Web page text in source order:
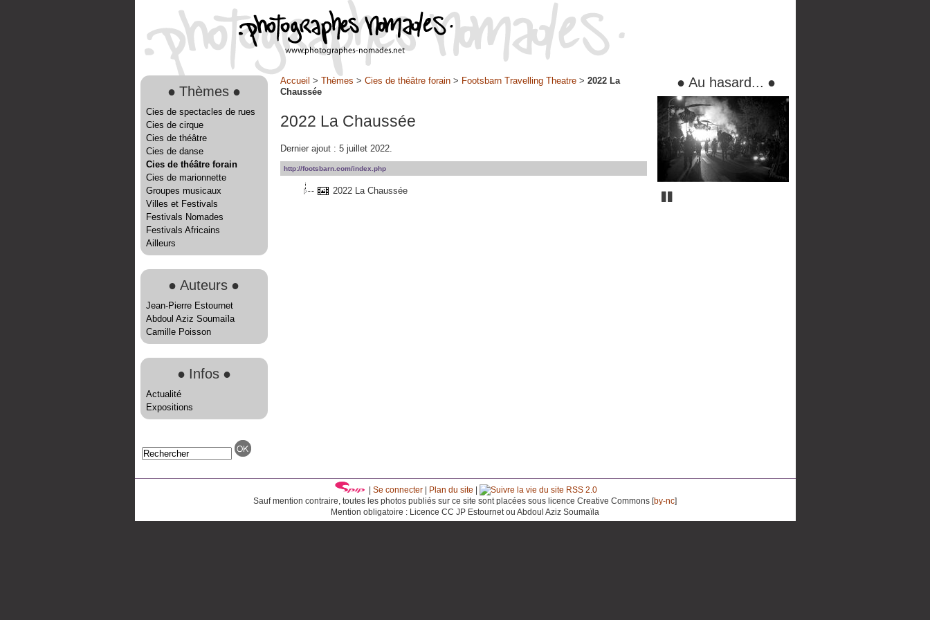
● Thèmes ●
Cies de spectacles de rues
Cies de cirque
Cies de théâtre
Cies de danse
Cies de théâtre forain
Cies de marionnette
Groupes musicaux
Villes et Festivals
Festivals Nomades
Festivals Africains
Ailleurs
● Auteurs ●
Jean-Pierre Estournet
Abdoul Aziz Soumaïla
Camille Poisson
● Infos ●
Actualité
Expositions
Accueil > Thèmes > Cies de théâtre forain> Footsbarn Travelling Theatre> 2022 La
Chaussée
2022 La Chaussée
Dernier ajout : 5 juillet 2022.
http://footsbarn.com/index.php
2022 La Chaussée
● Au hasard... ●
Pause
Se connecter| Plan du site
RSS 2.0
Sauf mention contraire, toutes les photos publiés sur ce site sont placées sous licence Creative Commons [by-nc]
Mention obligatoire : Licence CC JP Estournet ou Abdoul Aziz Soumaïla